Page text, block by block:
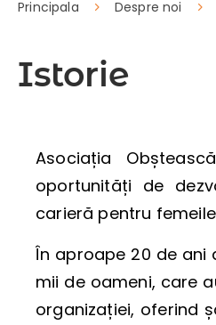
Principala Despre noi
Istorie
Asociația
oportunități de
carieră pentru
În aproape 20 de ani
mii de oameni, care
organizației, oferind